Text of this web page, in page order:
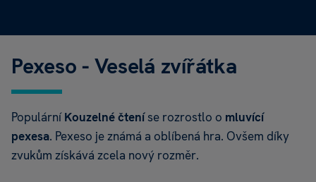
Pexeso - Veselá zvířátka
PopulárníKouzelné čteníse rozrostlo o mluvící
pexesa. Pexeso je známá a oblíbená hra. Ovšem díky
zvukům získává zcela nový rozměr.